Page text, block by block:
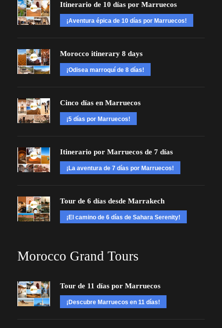
Itinerario de 10 días por Marruecos
¡Aventura épica de 10 días por Marruecos!
Morocco itinerary 8 days
¡Odisea marroquí de 8 días!
Cinco días en Marruecos
¡5 días por Marruecos!
Itinerario por Marruecos de 7 días
¡La aventura de 7 días por Marruecos!
Tour de 6 días desde Marrakech
¡El camino de 6 días de Sahara Serenity!
Morocco Grand Tours
Tour de 11 días por Marruecos
¡Descubre Marruecos en 11 días!